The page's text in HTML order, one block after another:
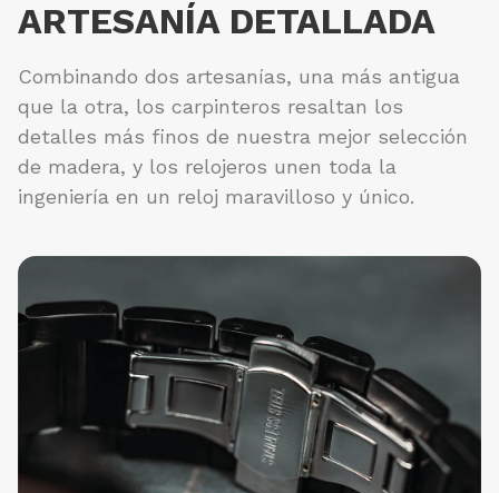
ARTESANÍA DETALLADA
Combinando dos artesanías, una más antigua
que la otra, los carpinteros resaltan los
detalles más finos de nuestra mejor selección
de madera, y los relojeros unen toda la
ingeniería en un reloj maravilloso y único.